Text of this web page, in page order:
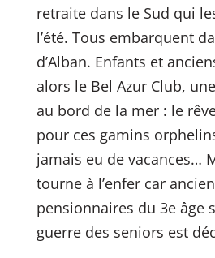
retraite dans le Sud qui
l’été. Tous embarquent
d’Alban. Enfants et
alors le Bel Azur Club,
au bord de la mer : le
pour ces gamins
jamais eu de vacances…
tourne à l’enfer car
pensionnaires du 3e âge
guerre des seniors est